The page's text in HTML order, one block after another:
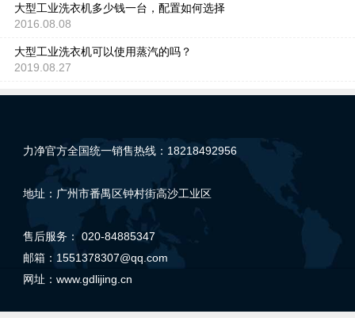
大型工业洗衣机多少钱一台，配置如何选择
2016.08.08
大型工业洗衣机可以使用蒸汽的吗？
2019.08.27
力净官方全国统一销售热线：18218492956
地址：广州市番禺区钟村街高沙工业区
售后服务： 020-84885347
邮箱：1551378307@qq.com
网址： www.gdlijing.cn